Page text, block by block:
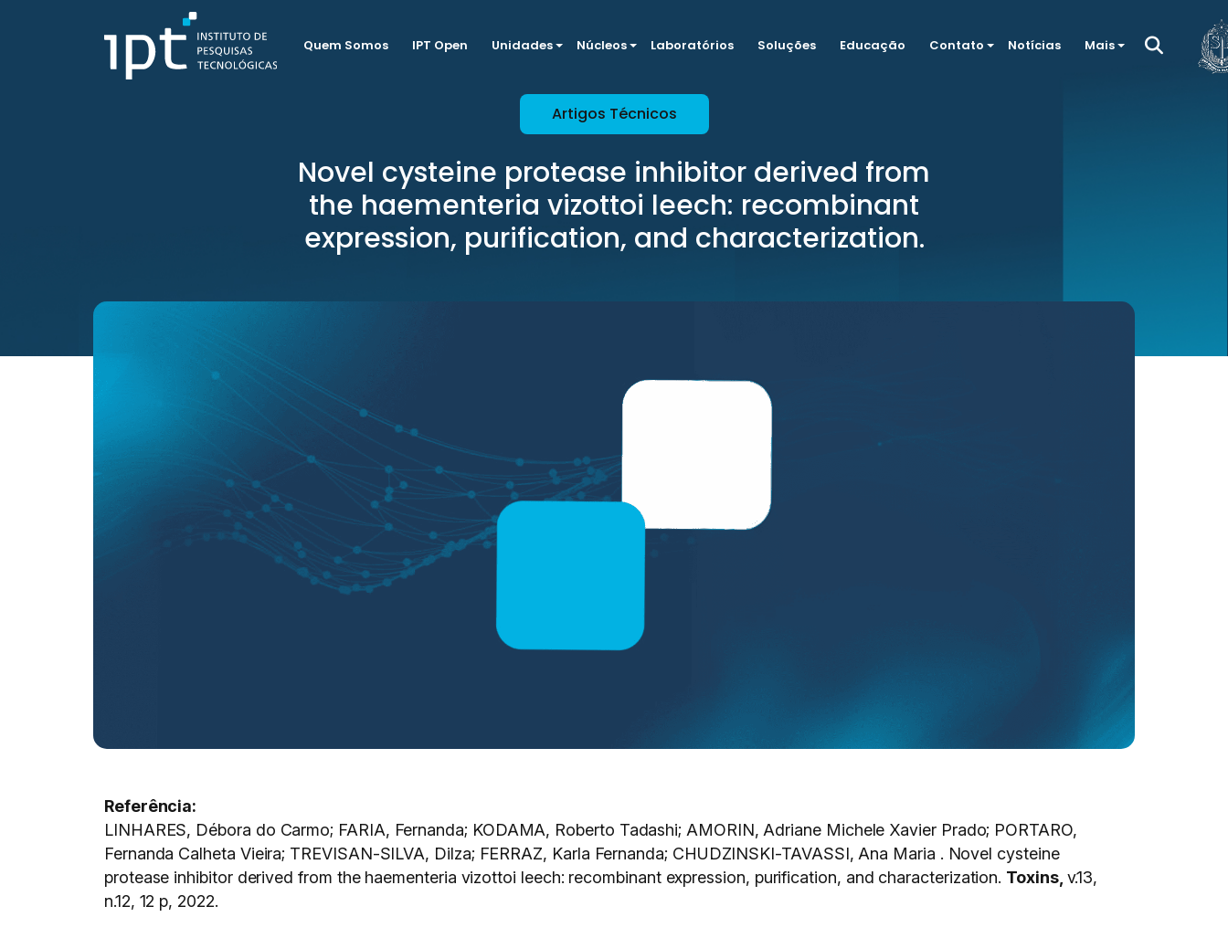
Quem Somos IPT Open Unidades Núcleos Laboratórios Soluções Educação Contato Notícias Mais
Artigos Técnicos
Novel cysteine protease inhibitor derived from
the haementeria vizottoi leech: recombinant
expression, purification, and characterization.
Referência:
LINHARES, Débora do Carmo; FARIA, Fernanda; KODAMA, Roberto Tadashi; AMORIN, Adriane Michele Xavier Prado; PORTARO,
Fernanda Calheta Vieira; TREVISAN-SILVA, Dilza; FERRAZ, Karla Fernanda; CHUDZINSKI-TAVASSI, Ana Maria . Novel cysteine
protease inhibitor derived from the haementeria vizottoi leech: recombinant expression, purification, and characterization. Toxins, v.13,
n.12, 12 p, 2022.